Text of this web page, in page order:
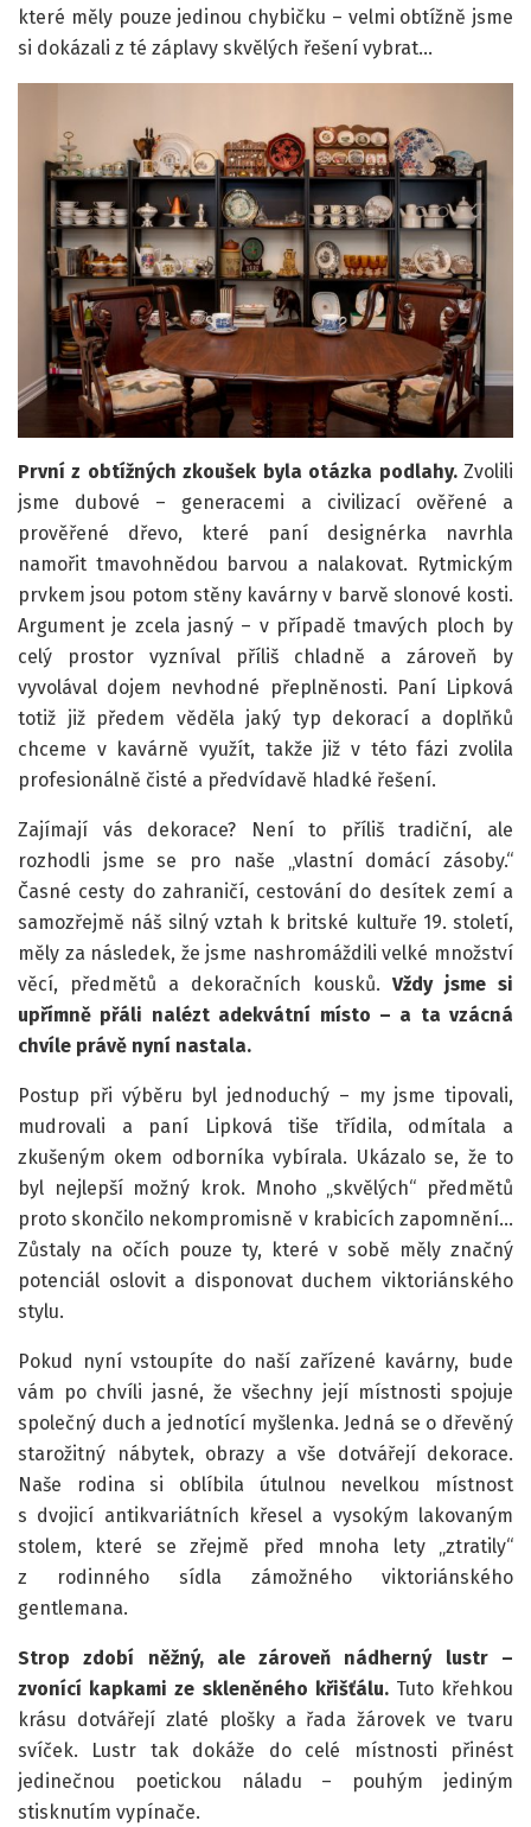
které měly pouze jedinou chybičku – velmi obtížně jsme
si dokázali z té záplavy skvělých řešení vybrat…
První z obtížných zkoušek byla otázka podlahy.Zvolili
jsme dubové – generacemi a civilizací ověřené a
prověřené dřevo, které paní designérka navrhla
namořit tmavohnědou barvou a nalakovat. Rytmickým
prvkem jsou potom stěny kavárny v barvě slonové kosti.
Argument je zcela jasný – v případě tmavých ploch by
celý prostor vyzníval příliš chladně a zároveň by
vyvolával dojem nevhodné přeplněnosti. Paní Lipková
totiž již předem věděla jaký typ dekorací a doplňků
chceme v kavárně využít, takže již v této fázi zvolila
profesionálně čisté a předvídavě hladké řešení.
Zajímají vás dekorace? Není to příliš tradiční, ale
rozhodli jsme se pro naše „vlastní domácí zásoby.“
Časné cesty do zahraničí, cestování do desítek zemí a
samozřejmě náš silný vztah k britské kultuře 19. století,
měly za následek, že jsme nashromáždili velké množství
věcí, předmětů a dekoračních kousků. Vždy jsme si
upřímně přáli nalézt adekvátní místo – a ta vzácná
chvíle právě nyní nastala.
Postup při výběru byl jednoduchý – my jsme tipovali,
mudrovali a paní Lipková tiše třídila, odmítala a
zkušeným okem odborníka vybírala. Ukázalo se, že to
byl nejlepší možný krok. Mnoho „skvělých“ předmětů
proto skončilo nekompromisně v krabicích zapomnění…
Zůstaly na očích pouze ty, které v sobě měly značný
potenciál oslovit a disponovat duchem viktoriánského
stylu.
Pokud nyní vstoupíte do naší zařízené kavárny, bude
vám po chvíli jasné, že všechny její místnosti spojuje
společný duch a jednotící myšlenka. Jedná se o dřevěný
starožitný nábytek, obrazy a vše dotvářejí dekorace.
Naše rodina si oblíbila útulnou nevelkou místnost
s dvojicí antikvariátních křesel a vysokým lakovaným
stolem, které se zřejmě před mnoha lety „ztratily“
z rodinného sídla zámožného viktoriánského
gentlemana.
Strop zdobí něžný, ale zároveň nádherný lustr –
zvonící kapkami ze skleněného křišťálu.Tuto křehkou
krásu dotvářejí zlaté plošky a řada žárovek ve tvaru
svíček. Lustr tak dokáže do celé místnosti přinést
jedinečnou poetickou náladu – pouhým jediným
stisknutím vypínače.